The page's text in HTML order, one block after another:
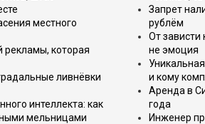
местного
рекламы, которая
ливнёвки
интеллекта: как
мельницами
Запрет
рублём
От зависти
не эмоция
и кому
Аренда в
года
Инженер